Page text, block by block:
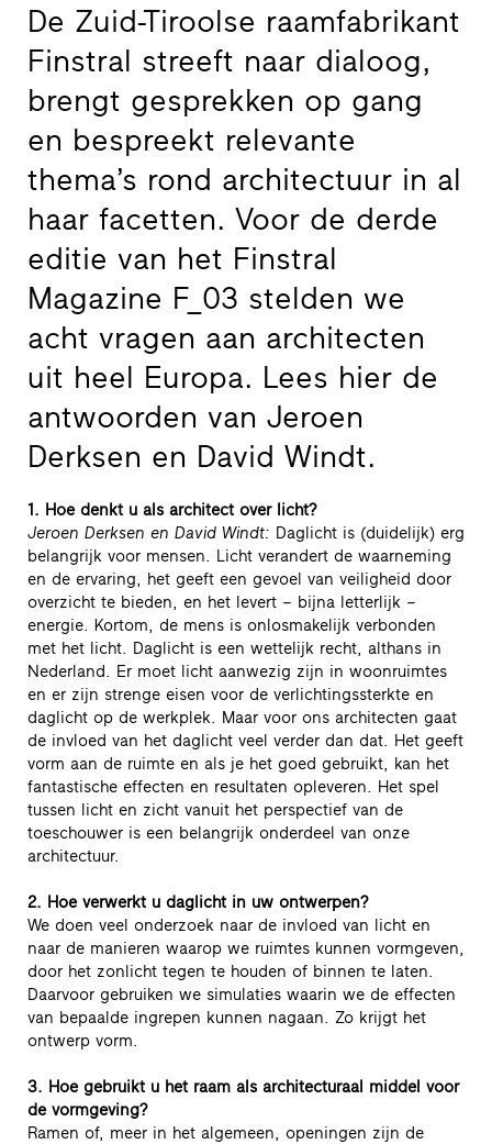
De Zuid-Tiroolse raamfabrikant
Finstral streeft naar dialoog,
brengt gesprekken op gang
en bespreekt relevante
thema’s rond architectuur in al
haar facetten. Voor de derde
editie van het Finstral
Magazine F_03 stelden we
acht vragen aan architecten
uit heel Europa. Lees hier de
antwoorden van Jeroen
Derksen en David Windt.
1. Hoe denkt u als architect over licht?
Jeroen Derksen en David Windt: Daglicht is (duidelijk) erg
belangrijk voor mensen. Licht verandert de waarneming
en de ervaring, het geeft een gevoel van veiligheid door
overzicht te bieden, en het levert – bijna letterlijk –
energie. Kortom, de mens is onlosmakelijk verbonden
met het licht. Daglicht is een wettelijk recht, althans in
Nederland. Er moet licht aanwezig zijn in woonruimtes
en er zijn strenge eisen voor de verlichtingssterkte en
daglicht op de werkplek. Maar voor ons architecten gaat
de invloed van het daglicht veel verder dan dat. Het geeft
vorm aan de ruimte en als je het goed gebruikt, kan het
fantastische effecten en resultaten opleveren. Het spel
tussen licht en zicht vanuit het perspectief van de
toeschouwer is een belangrijk onderdeel van onze
architectuur.
2. Hoe verwerkt u daglicht in uw ontwerpen?
We doen veel onderzoek naar de invloed van licht en
naar de manieren waarop we ruimtes kunnen vormgeven,
door het zonlicht tegen te houden of binnen te laten.
Daarvoor gebruiken we simulaties waarin we de effecten
van bepaalde ingrepen kunnen nagaan. Zo krijgt het
ontwerp vorm.
3. Hoe gebruikt u het raam als architecturaal middel voor
de vormgeving?
Ramen of, meer in het algemeen, openingen zijn de